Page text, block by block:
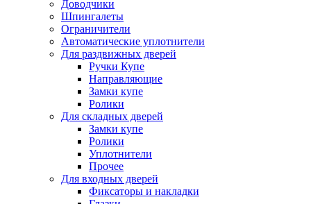
Доводчики
Шпингалеты
Ограничители
Автоматические уплотнители
Для раздвижных дверей
Ручки Купе
Направляющие
Замки купе
Ролики
Для складных дверей
Замки купе
Ролики
Уплотнители
Прочее
Для входных дверей
Фиксаторы и накладки